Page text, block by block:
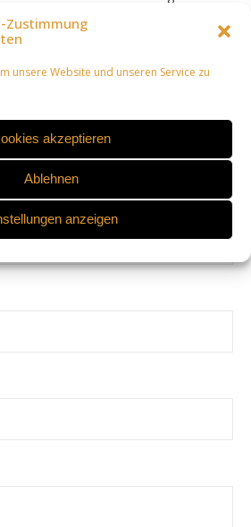
Zustimmung
unsere Website und unseren Service zu
akzeptieren
Ablehnen
anzeigen
wird nicht veröffentlicht.
mit*markiert